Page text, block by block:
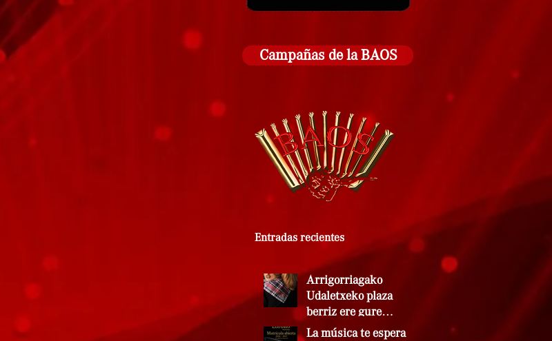
por primera vez a escuchar a nuestra
orquesta. La velada, presentada por la
periodista Agurtzane Bil
Campañas de la BAOS
Entradas recientes
Arrigorriagako
Udaletxeko plaza
berriz ere gure
doinuekin bete zen
La música te espera a